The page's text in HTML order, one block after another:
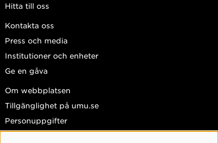
Vol. 23, (1)
Rönningås, Ulrika; Holm, Maja; Fransson, Per; et al.
Visa publikationer i DiVA
Hitta till oss
Kontakta oss
Press och media
Institutioner och enheter
Ge en gåva
Om webbplatsen
Tillgänglighet på umu.se
Personuppgifter